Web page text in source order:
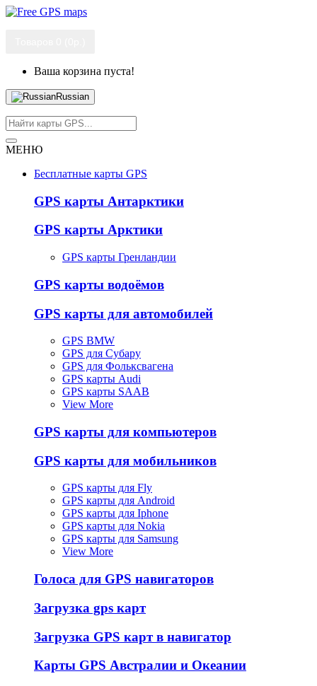
Ваша корзина пуста!
Russian
МЕНЮ
Бесплатные карты GPS
GPS карты Антарктики
GPS карты Арктики
GPS карты Гренландии
GPS карты водоёмов
GPS карты для автомобилей
GPS BMW
GPS для Субару
GPS для Фольксвагена
GPS карты Audi
GPS карты SAAB
View More
GPS карты для компьютеров
GPS карты для мобильников
GPS карты для Fly
GPS карты для Android
GPS карты для Iphone
GPS карты для Nokia
GPS карты для Samsung
View More
Голоса для GPS навигаторов
Загрузка gps карт
Загрузка GPS карт в навигатор
Карты GPS Австралии и Океании